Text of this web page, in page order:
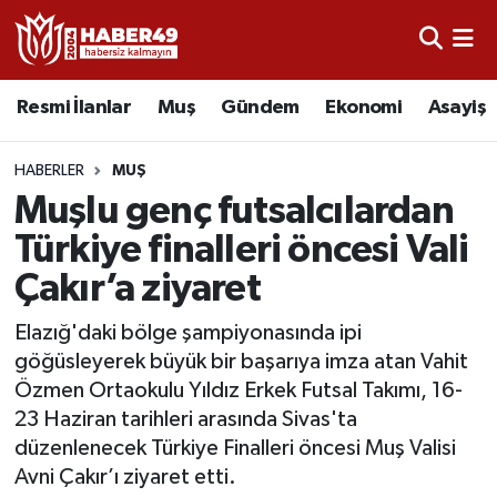
Resmi İlanlar Muş Gündem Ekonomi Asayiş
HABERLER MUŞ
Muşlu genç futsalcılardan
Türkiye finalleri öncesi Vali
Çakır’a ziyaret
Elazığ'daki bölge şampiyonasında ipi
göğüsleyerek büyük bir başarıya imza atan Vahit
Özmen Ortaokulu Yıldız Erkek Futsal Takımı, 16-
23 Haziran tarihleri arasında Sivas'ta
düzenlenecek Türkiye Finalleri öncesi Muş Valisi
Avni Çakır’ı ziyaret etti.
Resmi İlanlar
Asayiş
Bölge
Eğitim
Sağlık
Gündem
Spor
Uşak Nöbetçi Eczaneler
Uşak Hava Durumu
Uşak Namaz Vakitleri
Uşak Trafik Yoğunluk Haritası
TFF 2.Lig Kırmızı Grup Puan Durumu ve Fikstür
Tüm Manşetler
Son Dakika Haberleri
Haber Arşivi